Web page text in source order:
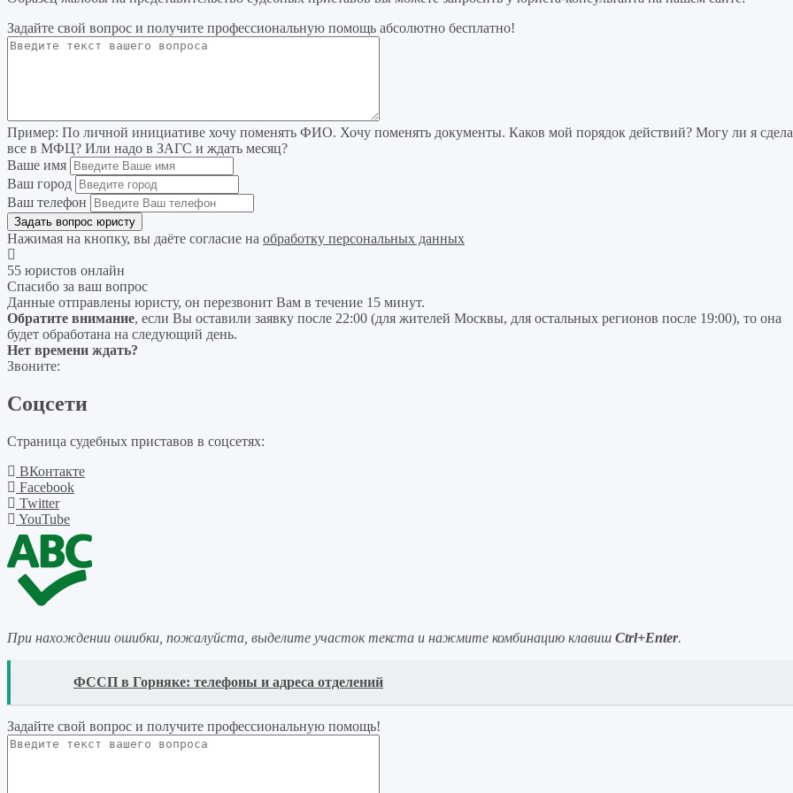
Задайте свой вопрос и получите профессиональную помощь абсолютно бесплатно!
Пример: По личной инициативе хочу поменять ФИО. Хочу поменять документы. Каков мой порядок действий? Могу ли я
все в МФЦ? Или надо в ЗАГС и ждать месяц?
Ваше имя
Ваш город
Ваш телефон
Нажимая на кнопку, вы даёте согласие на обработку персональных данных
55 юристов онлайн
Спасибо за ваш вопрос
Данные отправлены юристу, он перезвонит Вам в течение 15 минут.
Обратите внимание, если Вы оставили заявку после 22:00 (для жителей Москвы, для остальных регионов после 19:00), то она
будет обработана на следующий день.
Нет времени ждать?
Звоните:
Соцсети
Страница судебных приставов в соцсетях:
ВКонтакте
Facebook
Twitter
YouTube
При нахождении ошибки, пожалуйста, выделите участок текста и нажмите комбинацию клавиш Ctrl+Enter.
ФССП в Горняке: телефоны и адреса отделений
Задайте свой вопрос и получите профессиональную помощь!